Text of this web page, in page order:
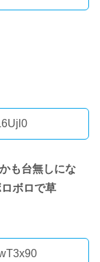
も台無しにな
ボロで草